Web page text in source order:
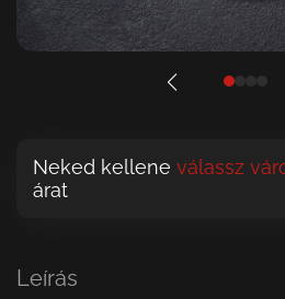
Neked kellene válassz
árat
Leírás